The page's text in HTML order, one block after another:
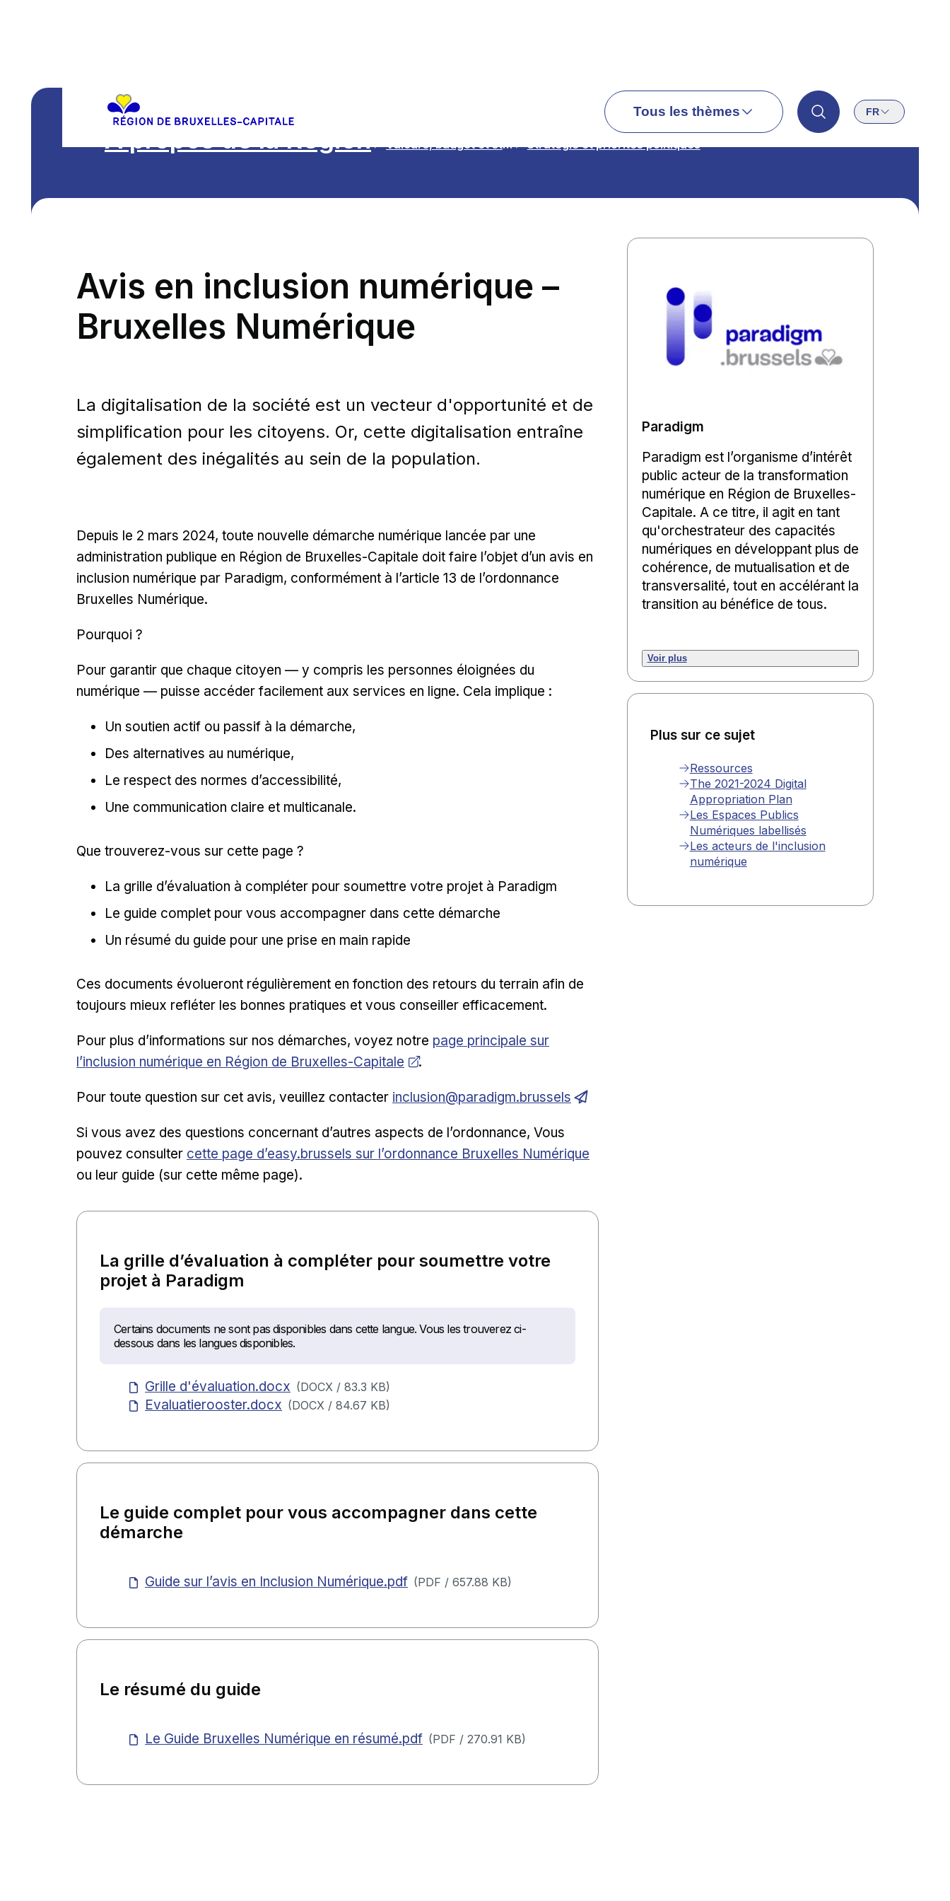
Tous les thèmes FR
A propos de la Région Valeurs, budget et stratégie Stratégie et priorités politiques
Avis en inclusion numérique –
Bruxelles Numérique
La digitalisation de la société est un vecteur d'opportunité et de
simplification pour les citoyens. Or, cette digitalisation entraîne
également des inégalités au sein de la population.
Depuis le 2 mars 2024, toute nouvelle démarche numérique lancée par une
administration publique en Région de Bruxelles-Capitale doit faire l’objet d’un avis en
inclusion numérique par Paradigm, conformément à l’article 13 de l’ordonnance
Bruxelles Numérique.
Pourquoi ?
Pour garantir que chaque citoyen — y compris les personnes éloignées du
numérique — puisse accéder facilement aux services en ligne. Cela implique :
Un soutien actif ou passif à la démarche,
Des alternatives au numérique,
Le respect des normes d’accessibilité,
Une communication claire et multicanale.
Que trouverez-vous sur cette page ?
La grille d’évaluation à compléter pour soumettre votre projet à Paradigm
Le guide complet pour vous accompagner dans cette démarche
Un résumé du guide pour une prise en main rapide
Ces documents évolueront régulièrement en fonction des retours du terrain afin de
toujours mieux refléter les bonnes pratiques et vous conseiller efficacement.
Pour plus d’informations sur nos démarches, voyez notre Ouvrir dans une nouvelle fenêtre
page principale sur
l’inclusion numérique en Région de Bruxelles-Capitale
.
Pour toute question sur cet avis, veuillez contacter Ouvrir dans une nouvelle fenêtre
inclusion@paradigm.brussels
Si vous avez des questions concernant d’autres aspects de l’ordonnance, Vous
pouvez consulter Lien externe
cette page d’easy.brussels sur l’ordonnance Bruxelles Numérique
ou leur guide (sur cette même page).
La grille d’évaluation à compléter pour soumettre votre
projet à Paradigm
Certains documents ne sont pas disponibles dans cette langue. Vous les trouverez ci-
dessous dans les langues disponibles.
Grille d'évaluation.docx (DOCX / 83.3 KB)
Evaluatierooster.docx (DOCX / 84.67 KB)
Le guide complet pour vous accompagner dans cette
démarche
Guide sur l’avis en Inclusion Numérique.pdf (PDF / 657.88 KB)
Le résumé du guide
Le Guide Bruxelles Numérique en résumé.pdf (PDF / 270.91 KB)
Paradigm
Paradigm est l’organisme d’intérêt
public acteur de la transformation
numérique en Région de Bruxelles-
Capitale. A ce titre, il agit en tant
qu'orchestrateur des capacités
numériques en développant plus de
cohérence, de mutualisation et de
transversalité, tout en accélérant la
transition au bénéfice de tous.
Voir plus
Plus sur ce sujet
Ressources
The 2021-2024 Digital
Appropriation Plan
Les Espaces Publics
Numériques labellisés
Les acteurs de l'inclusion
numérique